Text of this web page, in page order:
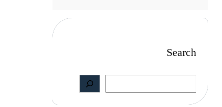
Search
a
r